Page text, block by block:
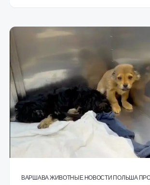
ВАРШАВАЖИВОТНЫЕ НОВОСТИ ПОЛЬША